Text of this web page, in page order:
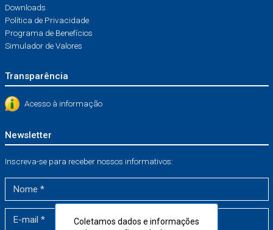
Downloads
Política de Privacidade
Programa de Benefícios
Simulador de Valores
Transparência
Acesso à informação
Newsletter
Inscreva-se para receber nossos informativos:
Coletamos dados e informações